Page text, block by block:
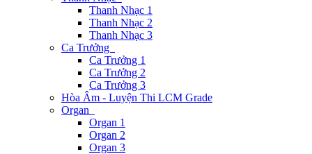
Thanh Nhạc 1
Thanh Nhạc 2
Thanh Nhạc 3
Ca Trưởng
Ca Trưởng 1
Ca Trưởng 2
Ca Trưởng 3
Hòa Âm - Luyện Thi LCM Grade
Organ
Organ 1
Organ 2
Organ 3